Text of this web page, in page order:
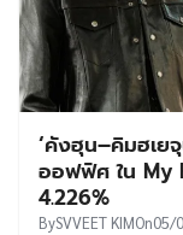
‘คังฮุน–คิมฮเย
ออฟฟิศ ใน My
4.226%
BySVVEET KIMOn05/